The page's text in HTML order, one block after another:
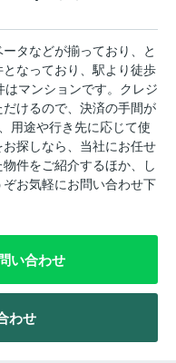
タなどが揃っており、と
なっており、駅より徒歩
マンションです。クレジ
けるので、決済の手間が
用途や行き先に応じて使
探しなら、当社にお任せ
件をご紹介するほか、し
お気軽にお問い合わせ下
い合わせ
わせ